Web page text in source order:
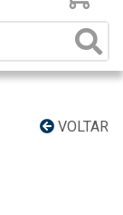
VOLTAR